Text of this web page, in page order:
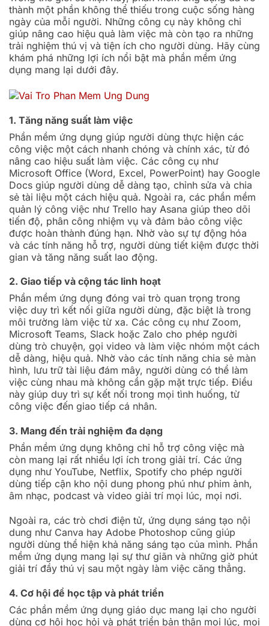
thành một phần không thể thiếu trong cuộc sống hàng
ngày của mỗi người. Những công cụ này không chỉ
giúp nâng cao hiệu quả làm việc mà còn tạo ra những
trải nghiệm thú vị và tiện ích cho người dùng. Hãy cùng
khám phá những lợi ích nổi bật mà phần mềm ứng
dụng mang lại dưới đây.
1. Tăng năng suất làm việc
Phần mềm ứng dụng giúp người dùng thực hiện các
công việc một cách nhanh chóng và chính xác, từ đó
nâng cao hiệu suất làm việc. Các công cụ như
Microsoft Office (Word, Excel, PowerPoint) hay Google
Docs giúp người dùng dễ dàng tạo, chỉnh sửa và chia
sẻ tài liệu một cách hiệu quả. Ngoài ra, các phần mềm
quản lý công việc như Trello hay Asana giúp theo dõi
tiến độ, phân công nhiệm vụ và đảm bảo công việc
được hoàn thành đúng hạn. Nhờ vào sự tự động hóa
và các tính năng hỗ trợ, người dùng tiết kiệm được thời
gian và tăng năng suất lao động.
2. Giao tiếp và cộng tác linh hoạt
Phần mềm ứng dụng đóng vai trò quan trọng trong
việc duy trì kết nối giữa người dùng, đặc biệt là trong
môi trường làm việc từ xa. Các công cụ như Zoom,
Microsoft Teams, Slack hoặc Zalo cho phép người
dùng trò chuyện, gọi video và làm việc nhóm một cách
dễ dàng, hiệu quả. Nhờ vào các tính năng chia sẻ màn
hình, lưu trữ tài liệu đám mây, người dùng có thể làm
việc cùng nhau mà không cần gặp mặt trực tiếp. Điều
này giúp duy trì sự kết nối trong mọi tình huống, từ
công việc đến giao tiếp cá nhân.
3. Mang đến trải nghiệm đa dạng
Phần mềm ứng dụng không chỉ hỗ trợ công việc mà
còn mang lại rất nhiều lợi ích trong giải trí. Các ứng
dụng như YouTube, Netflix, Spotify cho phép người
dùng tiếp cận kho nội dung phong phú như phim ảnh,
âm nhạc, podcast và video giải trí mọi lúc, mọi nơi.
Ngoài ra, các trò chơi điện tử, ứng dụng sáng tạo nội
dung như Canva hay Adobe Photoshop cũng giúp
người dùng thể hiện khả năng sáng tạo của mình. Phần
mềm ứng dụng mang lại sự thư giãn và những giờ phút
giải trí đầy thú vị sau một ngày làm việc căng thẳng.
4. Cơ hội để học tập và phát triển
Các phần mềm ứng dụng giáo dục mang lại cho người
dùng cơ hội học hỏi và phát triển bản thân mọi lúc, mọi